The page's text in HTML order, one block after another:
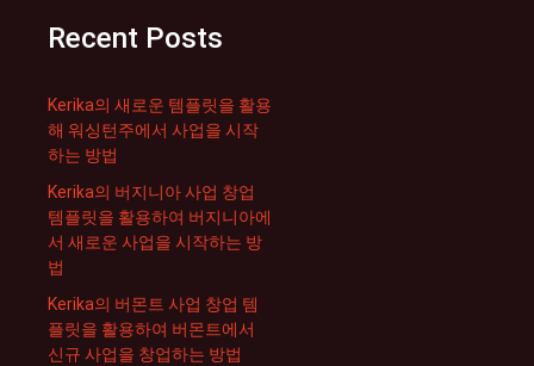
Recent Posts
Kerika의 새로운 템플릿을 활용
해 워싱턴주에서 사업을 시작
하는 방법
Kerika의 버지니아 사업 창업
템플릿을 활용하여 버지니아에
서 새로운 사업을 시작하는 방
법
Kerika의 버몬트 사업 창업 템
플릿을 활용하여 버몬트에서
신규 사업을 창업하는 방법